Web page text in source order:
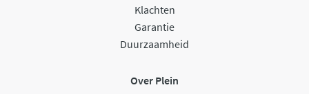
Klachten
Garantie
Duurzaamheid
Over Plein